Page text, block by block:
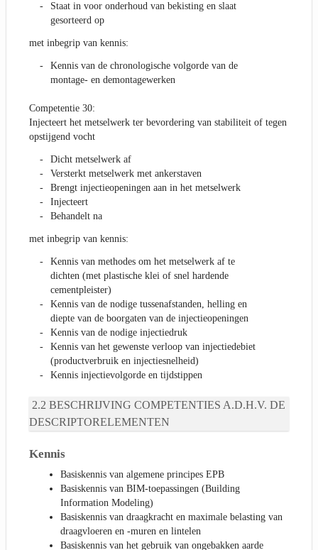
Staat in voor onderhoud van bekisting en slaat
gesorteerd op
met inbegrip van kennis:
Kennis van de chronologische volgorde van de
montage- en demontagewerken
Competentie 30:
Injecteert het metselwerk ter bevordering van stabiliteit of tegen
opstijgend vocht
Dicht metselwerk af
Versterkt metselwerk met ankerstaven
Brengt injectieopeningen aan in het metselwerk
Injecteert
Behandelt na
met inbegrip van kennis:
Kennis van methodes om het metselwerk af te
dichten (met plastische klei of snel hardende
cementpleister)
Kennis van de nodige tussenafstanden, helling en
diepte van de boorgaten van de injectieopeningen
Kennis van de nodige injectiedruk
Kennis van het gewenste verloop van injectiedebiet
(productverbruik en injectiesnelheid)
Kennis injectievolgorde en tijdstippen
BESCHRIJVING COMPETENTIES A.D.H.V. DE
DESCRIPTORELEMENTEN
Kennis
Basiskennis van algemene principes EPB
Basiskennis van BIM-toepassingen (Building
Information Modeling)
Basiskennis van draagkracht en maximale belasting van
draagvloeren en -muren en lintelen
Basiskennis van het gebruik van ongebakken aarde